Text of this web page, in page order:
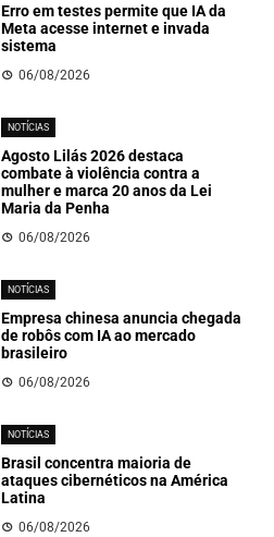
Erro em testes permite que IA da
Meta acesse internet e invada
sistema
06/08/2026
NOTÍCIAS
Agosto Lilás 2026 destaca
combate à violência contra a
mulher e marca 20 anos da Lei
Maria da Penha
06/08/2026
NOTÍCIAS
Empresa chinesa anuncia chegada
de robôs com IA ao mercado
brasileiro
06/08/2026
NOTÍCIAS
Brasil concentra maioria de
ataques cibernéticos na América
Latina
06/08/2026